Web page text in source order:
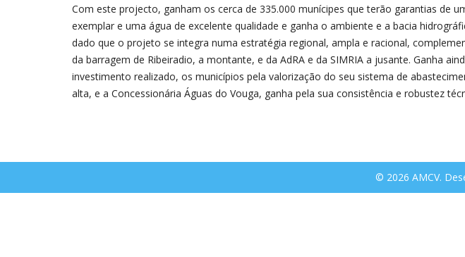
Com este projecto, ganham os cerca de 335.000 munícipes que terão garantias de
exemplar e uma água de excelente qualidade e ganha o ambiente e a bacia
dado que o projeto se integra numa estratégia regional, ampla e racional,
da barragem de Ribeiradio, a montante, e da AdRA e da SIMRIA a jusante. Ganha
investimento realizado, os municípios pela valorização do seu sistema de
alta, e a Concessionária Águas do Vouga, ganha pela sua consistência e robustez
© 2026 AMCV.